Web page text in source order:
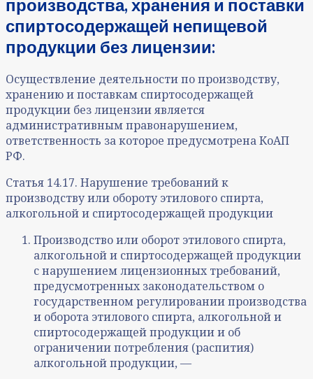
производства, хранения и поставки
спиртосодержащей непищевой
продукции без лицензии:
Осуществление деятельности по производству,
хранению и поставкам спиртосодержащей
продукции без лицензии является
административным правонарушением,
ответственность за которое предусмотрена КоАП
РФ.
Статья 14.17. Нарушение требований к
производству или обороту этилового спирта,
алкогольной и спиртосодержащей продукции
Производство или оборот этилового спирта,
алкогольной и спиртосодержащей продукции
с нарушением лицензионных требований,
предусмотренных законодательством о
государственном регулировании производства
и оборота этилового спирта, алкогольной и
спиртосодержащей продукции и об
ограничении потребления (распития)
алкогольной продукции, —